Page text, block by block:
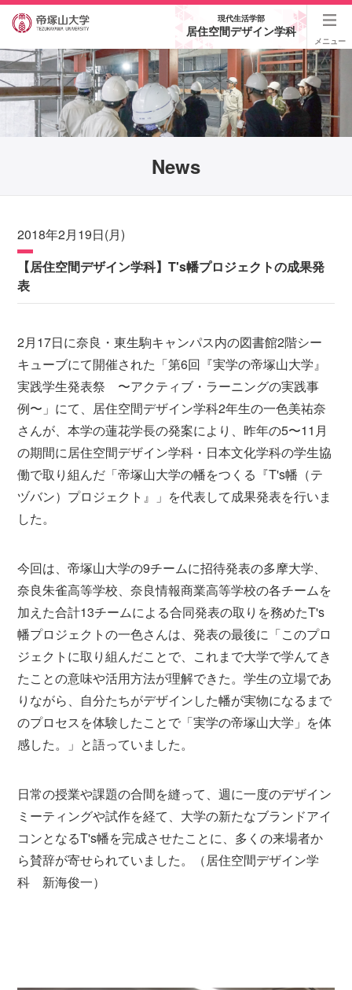
現代生活学部
居住空間デザイン学科
メニュー
News
2018年2月19日(月)
【居住空間デザイン学科】T's幡プロジェクトの成果発
表
2月17日に奈良・東生駒キャンパス内の図書館2階シー
キューブにて開催された「第6回『実学の帝塚山大学』
実践学生発表祭 〜アクティブ・ラーニングの実践事
例〜」にて、居住空間デザイン学科2年生の一色美祐奈
さんが、本学の蓮花学長の発案により、昨年の5〜11月
の期間に居住空間デザイン学科・日本文化学科の学生協
働で取り組んだ「帝塚山大学の幡をつくる『T's幡（テ
ヅバン）プロジェクト』」を代表して成果発表を行いま
した。
今回は、帝塚山大学の9チームに招待発表の多摩大学、
奈良朱雀高等学校、奈良情報商業高等学校の各チームを
加えた合計13チームによる合同発表の取りを務めたT's
幡プロジェクトの一色さんは、発表の最後に「このプロ
ジェクトに取り組んだことで、これまで大学で学んてき
たことの意味や活用方法が理解できた。学生の立場であ
りながら、自分たちがデザインした幡が実物になるまで
のプロセスを体験したことで「実学の帝塚山大学」を体
感した。」と語っていました。
日常の授業や課題の合間を縫って、週に一度のデザイン
ミーティングや試作を経て、大学の新たなブランドアイ
コンとなるT's幡を完成させたことに、多くの来場者か
ら賛辞が寄せられていました。（居住空間デザイン学
科 新海俊一）